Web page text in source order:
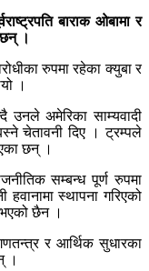
बाराक ओबामा र
छन् ।
रुपमा रहेका क्युबा र
।
उनले अमेरिका साम्यवादी
चेतावनी दिए । ट्रम्पले
छन् ।
सम्बन्ध पूर्ण रुपमा
स्थापना गरिएको
भएको छैन ।
र आर्थिक सुधारका
।